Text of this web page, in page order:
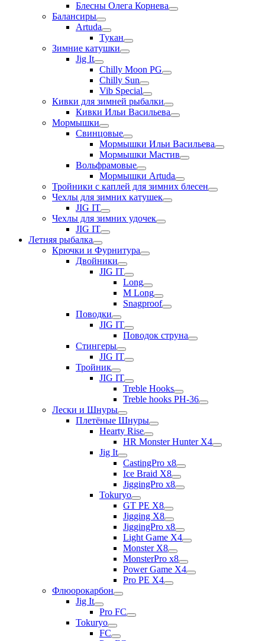
Блесны Олега Корнева
Балансиры
Artuda
Тукан
Зимние катушки
Jig It
Chilly Moon PG
Chilly Sun
Vib Special
Кивки для зимней рыбалки
Кивки Ильи Васильева
Мормышки
Свинцовые
Мормышки Ильи Васильева
Мормышки Мастив
Вольфрамовые
Мормышки Artuda
Тройники с каплей для зимних блесен
Чехлы для зимних катушек
JIG IT
Чехлы для зимних удочек
JIG IT
Летняя рыбалка
Крючки и Фурнитура
Двойники
JIG IT
Long
M Long
Snagproof
Поводки
JIG IT
Поводок струна
Стингеры
JIG IT
Тройник
JIG IT
Treble Hooks
Treble hooks PH-36
Лески и Шнуры
Плетёные Шнуры
Hearty Rise
HR Monster Hunter X4
Jig It
CastingPro x8
Ice Braid X8
JiggingPro x8
Tokuryo
GT PE X8
Jigging X8
JiggingPro x8
Light Game X4
Monster X8
MonsterPro x8
Power Game X4
Pro PE X4
Флюорокарбон
Jig It
Pro FC
Tokuryo
FC